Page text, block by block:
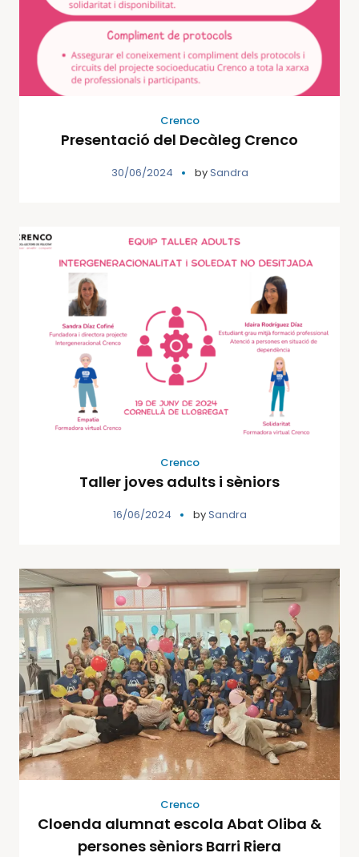
Crenco
Presentació del Decàleg Crenco
30/06/2024 bySandra
Crenco
Taller joves adults i sèniors
16/06/2024 bySandra
Crenco
Cloenda alumnat escola Abat Oliba &
persones sèniors Barri Riera